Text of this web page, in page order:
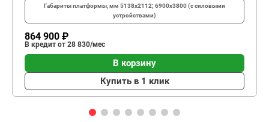
Габариты платформы, мм 5138х2112; 6900х3800 (с силовыми
устройствами)
864 900 ₽
В кредит от 28 830/мес
В корзину
Купить в 1 клик